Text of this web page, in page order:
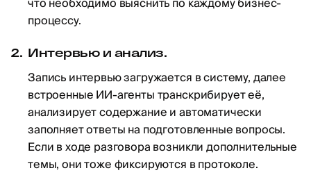
процессу.
Интервью и анализ.
Запись интервью загружается в систему, далее
встроенные ИИ-агенты транскрибирует её,
анализирует содержание и автоматически
заполняет ответы на подготовленные вопросы.
Если в ходе разговора возникли дополнительные
темы, они тоже фиксируются в протоколе.